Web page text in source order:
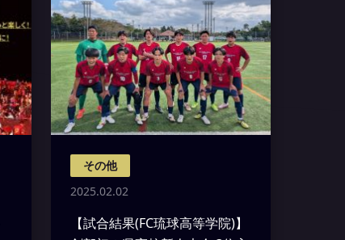
その他
2025.02.02
【試合結果(FC琉球高等学院)】